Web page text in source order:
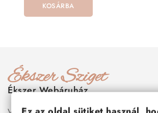
KOSÁRBA
Ékszer Webáruház